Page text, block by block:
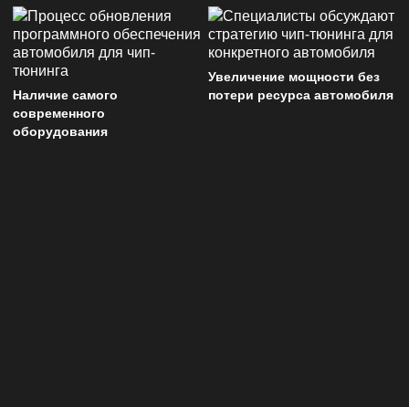
Наличие самого
современного
оборудования
Увеличение мощности без
потери ресурса автомобиля